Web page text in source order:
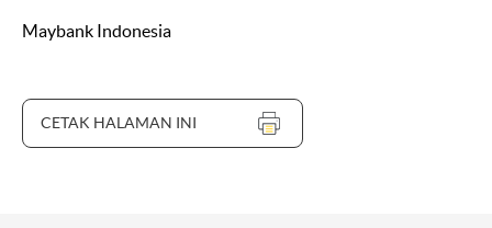
Maybank Indonesia
CETAK HALAMAN INI